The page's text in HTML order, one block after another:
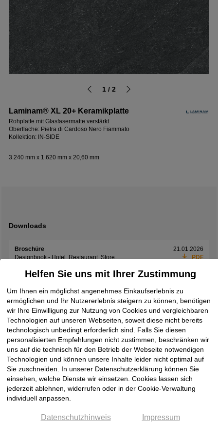
1 / 2
Laminam® XL 20+ Keramikplatte
Rohplatte mit Glasfasermatte verstärkt
Oberfläche: Pietra di Cardoso Nero Fiammato
Kollektion: IN-SIDE
3.240 mm x 1.620 mm x 20,60 mm
Downloads
Broschüre
Designbook - Hotel, Restaurant, Store
21.01.2026
PDF
Broschüre
01.06.2026
Broschüre
Laminam Design Book 2026
08.06.2026
PDF
Broschüre
Laminam Ki No Bi Collection
19.05.2026
PDF
Broschüre
Laminam Rare Collection
08.06.2026
Broschüre
Laminam Supernova
08.06.2026
PDF
Laminam Surfaces Book 2026
Helfen Sie uns mit Ihrer Zustimmung
Um Ihnen ein möglichst angenehmes Einkaufserlebnis zu
ermöglichen und Ihr Nutzererlebnis steigern zu können, benötigen
wir Ihre Einwilligung zur Nutzung von Cookies und vergleichbaren
Technologien auf unseren Webseiten, soweit diese nicht bereits
technologisch unbedingt erforderlich sind. Falls Sie diesen
personalisierten Empfehlungen nicht zustimmen, beschränken wir
uns auf die technisch für den Betrieb der Webseite notwendigen
Technologien und können unsere Inhalte leider nicht optimal auf
Sie zuschneiden. In unserer Datenschutzerklärung können Sie
einsehen, welche Dienste wir einsetzen. Cookies lassen sich
jederzeit ablehnen, widerrufen oder in der Cookie-Verwaltung
individuell anpassen.
Datenschutzhinweis Impressum